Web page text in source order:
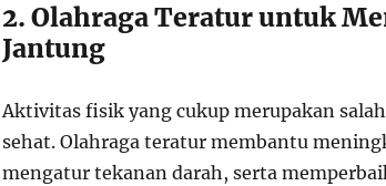
2. Olahraga Teratur untuk
Jantung
Aktivitas fisik yang cukup merupakan
sehat. Olahraga teratur membantu
mengatur tekanan darah, serta